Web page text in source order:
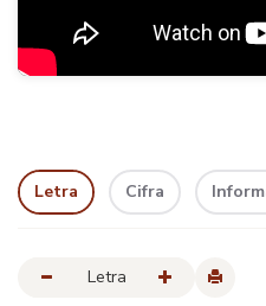
Letra Cifra
Letra